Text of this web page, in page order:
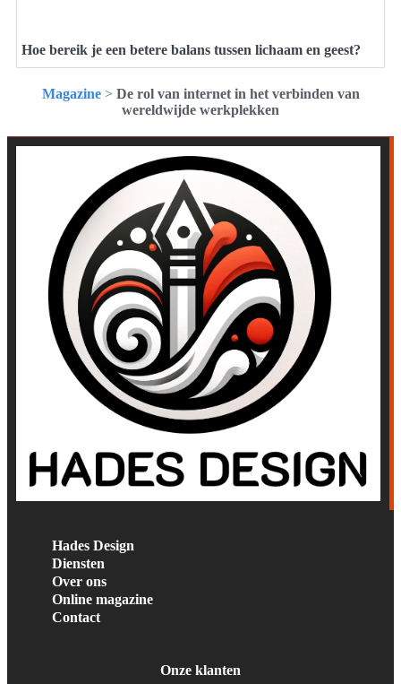
Hoe bereik je een betere balans tussen lichaam en geest?
Magazine> De rol van internet in het verbinden van
wereldwijde werkplekken
Hades Design
Diensten
Over ons
Online magazine
Contact
Onze klanten